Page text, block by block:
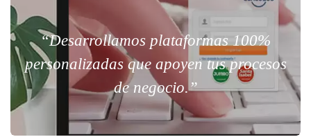
“Desarrollamos plataformas 100%
personalizadas que apoyen tus procesos
de negocio.”